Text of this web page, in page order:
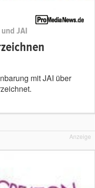
JAI
mit JAI über
Anzeige